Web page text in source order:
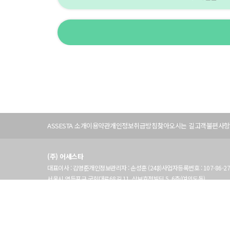
서
ASSESTA 소개이용약관개인정보취급방침찾아오시는 길고객불편사
보
(주) 어세스타
대표이사 : 김명준개인정보관리자 : 손성훈 (243)사업자등록번호 : 107-86-
서울시 영등포구 국회대로68길 11,삼보호정빌딩 5, 6층(여의도동)